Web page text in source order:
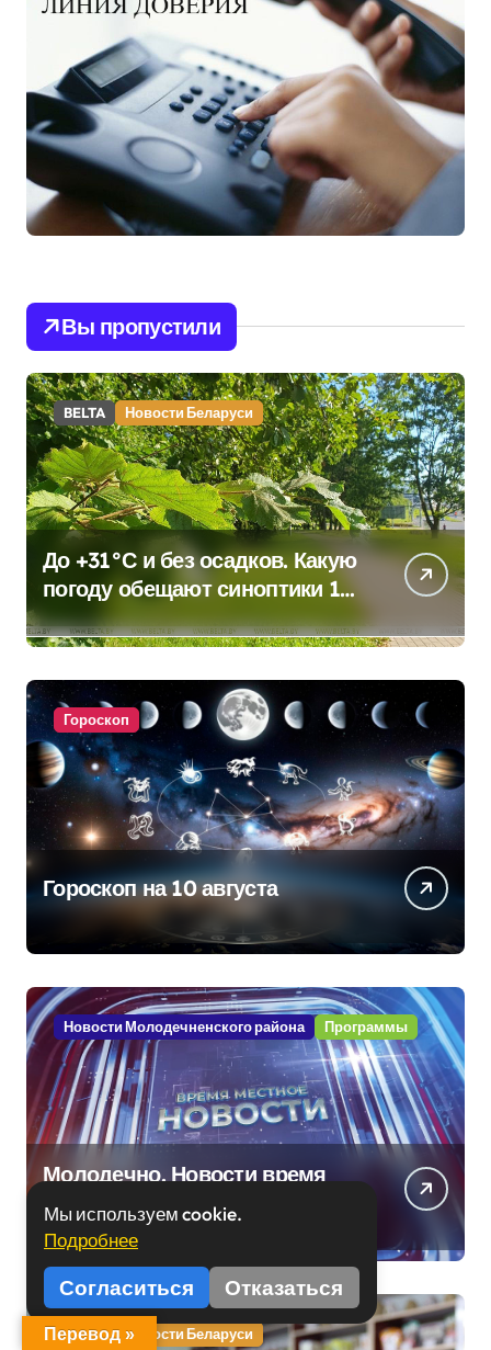
Вы пропустили
BELTA Новости Беларуси
До +31°С и без осадков. Какую
погоду обещают синоптики 10
августа
Гороскоп
Гороскоп на 10 августа
Новости Молодечненского района Программы
Молодечно. Новости время
местное – 07 08 20
BELTA Новости Беларуси
Мы используем cookie.
Подробнее
Согласиться Отказаться
Перевод »